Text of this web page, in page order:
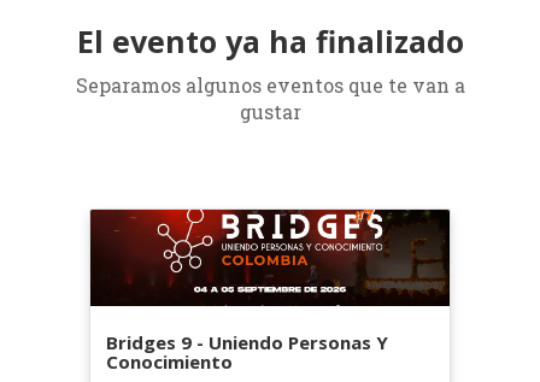
El evento ya ha finalizado
Separamos algunos eventos que te van a
gustar
Bridges 9 - Uniendo Personas Y
Conocimiento